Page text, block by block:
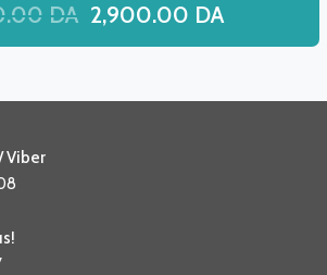
DA 2,900.00 DA
Viber